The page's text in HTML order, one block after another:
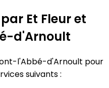
Et Fleur et
d'Arnoult
l'Abbé-d'Arnoult pour
suivants :